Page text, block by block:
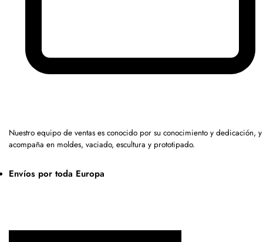
Nuestro equipo de ventas es conocido por su conocimiento y dedicación,
acompaña en moldes, vaciado, escultura y prototipado.
Envíos por toda Europa